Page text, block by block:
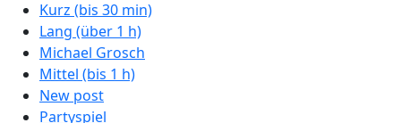
Kurz (bis 30 min)
Lang (über 1 h)
Michael Grosch
Mittel (bis 1 h)
New post
Partyspiel